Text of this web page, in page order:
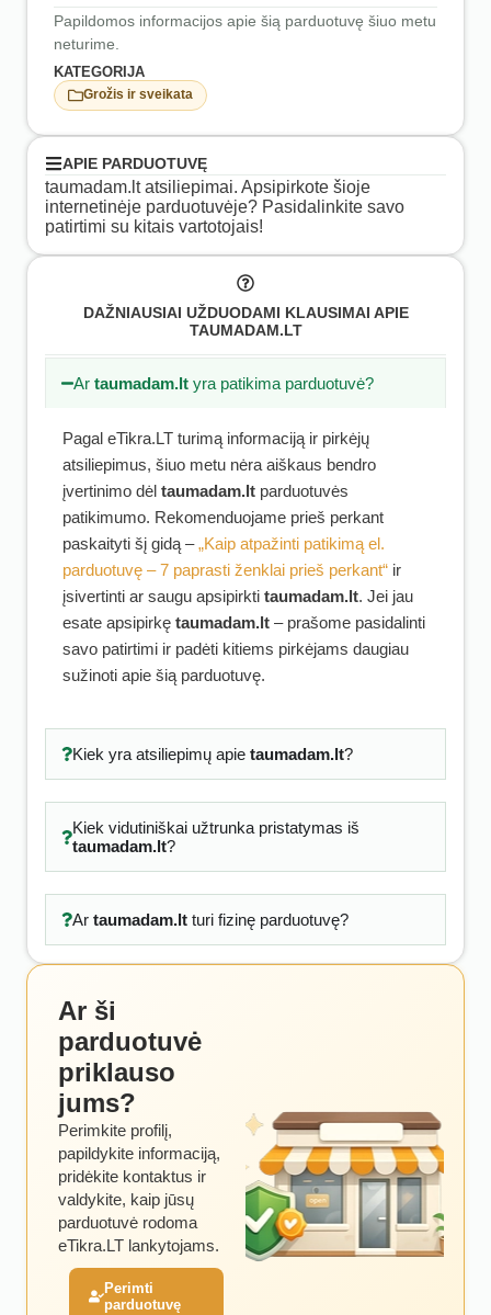
Papildomos informacijos apie šią parduotuvę šiuo metu
neturime.
KATEGORIJA
Grožis ir sveikata
APIE PARDUOTUVĘ
taumadam.lt atsiliepimai. Apsipirkote šioje
internetinėje parduotuvėje? Pasidalinkite savo
patirtimi su kitais vartotojais!
DAŽNIAUSIAI UŽDUODAMI KLAUSIMAI APIE
TAUMADAM.LT
Artaumadam.lt yra patikima parduotuvė?
Pagal eTikra.LT turimą informaciją ir pirkėjų
atsiliepimus, šiuo metu nėra aiškaus bendro
įvertinimo dėl taumadam.lt parduotuvės
patikimumo. Rekomenduojame prieš perkant
paskaityti šį gidą –„Kaip atpažinti patikimą el.
parduotuvę – 7 paprasti ženklai prieš perkant“ ir
įsivertinti ar saugu apsipirkti taumadam.lt. Jei jau
esate apsipirkę taumadam.lt – prašome pasidalinti
savo patirtimi ir padėti kitiems pirkėjams daugiau
sužinoti apie šią parduotuvę.
Kiek yra atsiliepimų apie taumadam.lt?
Kiek vidutiniškai užtrunka pristatymas iš
taumadam.lt?
Ar taumadam.ltturi fizinę parduotuvę?
Ar ši
parduotuvė
priklauso
jums?
Perimkite profilį,
papildykite informaciją,
pridėkite kontaktus ir
valdykite, kaip jūsų
parduotuvė rodoma
eTikra.LT lankytojams.
Perimti
parduotuvę